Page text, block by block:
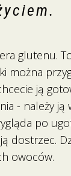
glutenu.
można
ją
- należy
po
dostrzec.
owoców.